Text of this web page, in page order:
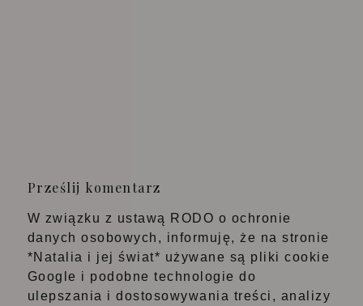
Prześlij komentarz
W związku z ustawą RODO o ochronie
danych osobowych, informuję, że na stronie
*Natalia i jej świat* używane są pliki cookie
Google i podobne technologie do
ulepszania i dostosowywania treści, analizy